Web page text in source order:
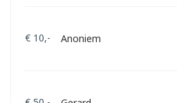
€ 10,- Anoniem